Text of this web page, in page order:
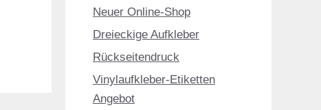
Neuer Online-Shop
Dreieckige Aufkleber
Rückseitendruck
Vinylaufkleber-Etiketten
Angebot